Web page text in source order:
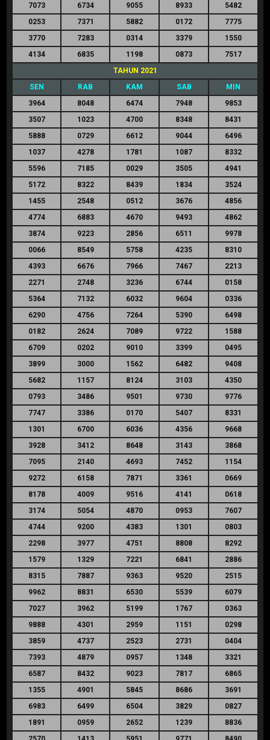
7073
6734 9055 8933
5482
0253
7371 5882 0172
7775
3770
7283 0314 3379
1550
4134
6835 1198 0873
7517
TAHUN 2021
SEN
RAB KAM SAB
MIN
3964
8048 6474 7948
9853
3507
1023 4700 8348
8431
5888
0729 6612 9044
6496
1037
4278 1781 1087
8332
5596
7185 0029 3505
4941
5172
8322 8439 1834
3524
1455
2548 0512 3676
4856
4774
6883 4670 9493
4862
3874
9223 2856 6511
9978
0066
8549 5758 4235
8310
4393
6676 7966 7467
2213
2271
2748 3236 6744
0158
5364
7132 6032 9604
0336
6290
4756 7264 5390
6498
0182
2624 7089 9722
1588
6709
0202 9010 3399
0495
3899
3000 1562 6482
9408
5682
1157 8124 3103
4350
0793
3486 9501 9730
9776
7747
3386 0170 5407
8331
1301
6700 6036 4356
9668
3928
3412 8648 3143
3868
7095
2140 4693 7452
1154
9272
6158 7871 3361
0669
8178
4009 9516 4141
0618
3174
5054 4870 0953
7607
4744
9200 4383 1301
0803
2298
3977 4751 8808
8292
1579
1329 7221 6841
2886
8315
7887 9363 9520
2515
9962
8831 6530 5539
6079
7027
3962 5199 1767
0363
9888
4301 2959 1151
0298
3859
4737 2523 2731
0404
7393
4879 0957 1348
3321
6587
8432 9023 7817
6865
1355
4901 5845 8686
3691
6983
6499 6504 3829
0827
1891
0959 2652 1239
8836